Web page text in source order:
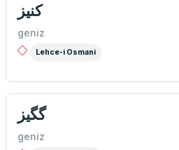
كنيز
geniz
Lehce-i Osmani
گگيز
geniz